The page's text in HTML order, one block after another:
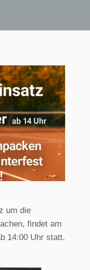
um die
findet am
14:00 Uhr statt.